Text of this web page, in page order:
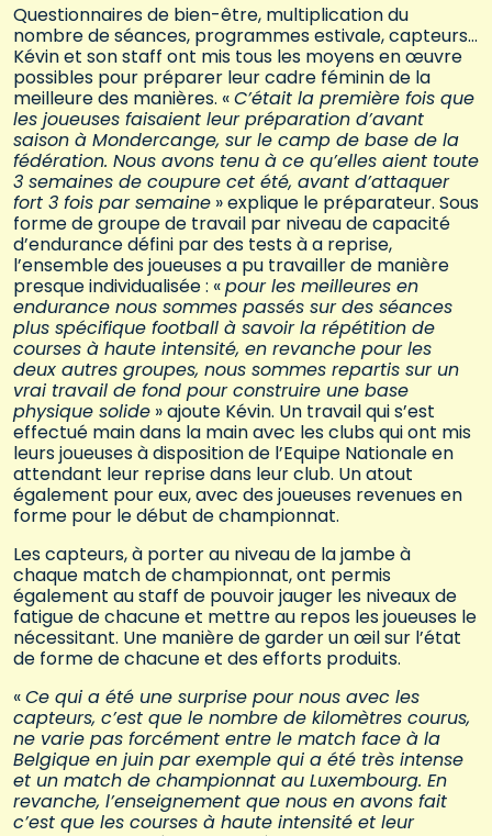
Questionnaires de bien-être, multiplication du
nombre de séances, programmes estivale, capteurs…
Kévin et son staff ont mis tous les moyens en œuvre
possibles pour préparer leur cadre féminin de la
meilleure des manières. «C’était la première fois que
les joueuses faisaient leur préparation d’avant
saison à Mondercange, sur le camp de base de la
fédération. Nous avons tenu à ce qu’elles aient toute
3 semaines de coupure cet été, avant d’attaquer
fort 3 fois par semaine » explique le préparateur. Sous
forme de groupe de travail par niveau de capacité
d’endurance défini par des tests à a reprise,
l’ensemble des joueuses a pu travailler de manière
presque individualisée : «pour les meilleures en
endurance nous sommes passés sur des séances
plus spécifique football à savoir la répétition de
courses à haute intensité, en revanche pour les
deux autres groupes, nous sommes repartis sur un
vrai travail de fond pour construire une base
physique solide » ajoute Kévin. Un travail qui s’est
effectué main dans la main avec les clubs qui ont mis
leurs joueuses à disposition de l’Equipe Nationale en
attendant leur reprise dans leur club. Un atout
également pour eux, avec des joueuses revenues en
forme pour le début de championnat.
Les capteurs, à porter au niveau de la jambe à
chaque match de championnat, ont permis
également au staff de pouvoir jauger les niveaux de
fatigue de chacune et mettre au repos les joueuses le
nécessitant. Une manière de garder un œil sur l’état
de forme de chacune et des efforts produits.
«Ce qui a été une surprise pour nous avec les
capteurs, c’est que le nombre de kilomètres courus,
ne varie pas forcément entre le match face à la
Belgique en juin par exemple qui a été très intense
et un match de championnat au Luxembourg. En
revanche, l’enseignement que nous en avons fait
c’est que les courses à haute intensité et leur